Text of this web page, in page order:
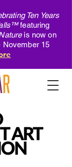
Ten Years
featuring
is now on
November 15